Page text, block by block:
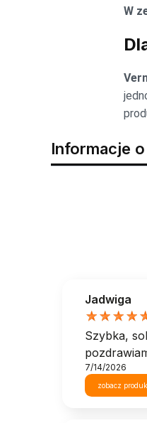
W
Informacje
Jadwiga
Szybka,
7/14/2026
zobacz